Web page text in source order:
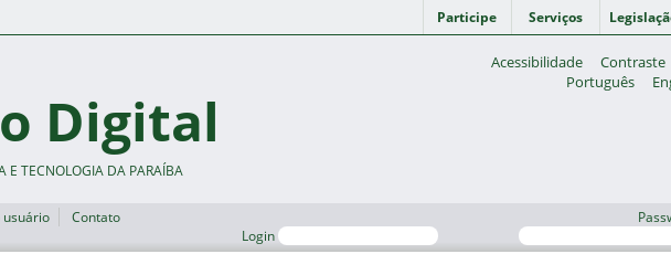
Participe Serviços
Acessibilidade Contraste
Português
Digital
E TECNOLOGIA DA PARAÍBA
usuário
Contato
Login